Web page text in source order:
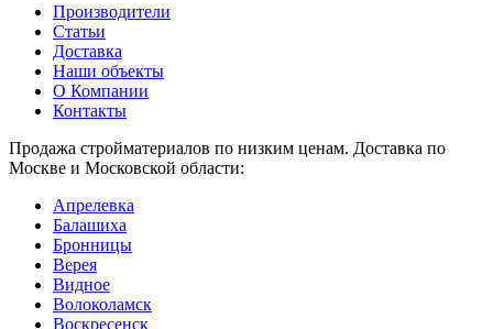
Производители
Статьи
Доставка
Наши объекты
О Компании
Контакты
Продажа стройматериалов по низким ценам. Доставка по
Москве и Московской области:
Апрелевка
Балашиха
Бронницы
Верея
Видное
Волоколамск
Воскресенск